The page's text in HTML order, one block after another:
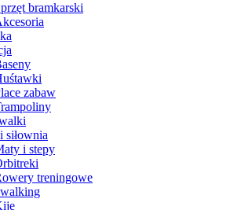
bramkarski
zabaw
siłownia
i stepy
treningowe